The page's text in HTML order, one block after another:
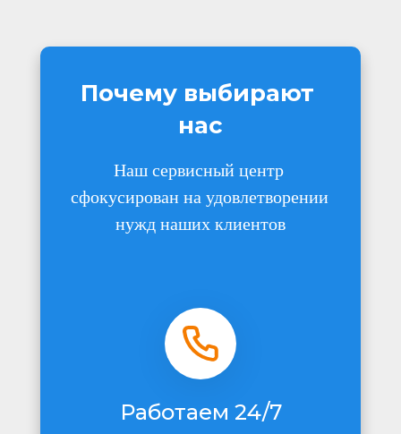
Почему выбирают
нас
Наш сервисный центр
нужд наших клиентов
Работаем 24/7